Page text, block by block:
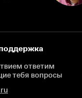
ответим
тебя вопросы